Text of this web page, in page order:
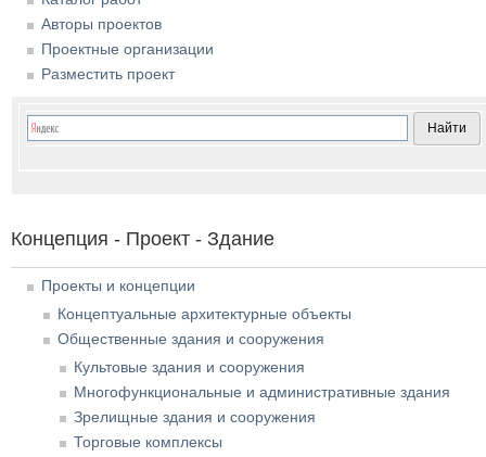
Авторы проектов
Проектные организации
Разместить проект
Концепция - Проект - Здание
Проекты и концепции
Концептуальные архитектурные объекты
Общественные здания и сооружения
Культовые здания и сооружения
Многофункциональные и административные здания
Зрелищные здания и сооружения
Торговые комплексы